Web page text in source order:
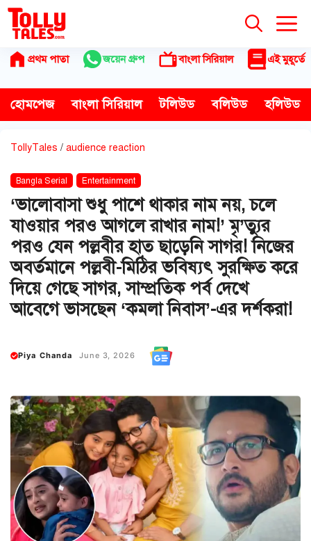
Skip
content
প্রথম পাতা জয়েন গ্রুপ বাংলা সিরিয়াল এই মুহূর্তে
হোমপেজ বাংলা সিরিয়াল টলিউড বলিউড হলিউড
TollyTales / audience reaction
Bangla Serial Entertainment
‘ভালোবাসা শুধু পাশে থাকার নাম নয়, চলে
যাওয়ার পরও আগলে রাখার নাম!’ মৃ’ত্যুর
পরও যেন পল্লবীর হাত ছাড়েনি সাগর! নিজের
অবর্তমানে পল্লবী-মিঠির ভবিষ্যৎ সুরক্ষিত করে
দিয়ে গেছে সাগর, সাম্প্রতিক পর্ব দেখে
আবেগে ভাসছেন ‘কমলা নিবাস’-এর দর্শকরা!
Piya Chanda June 3, 2026